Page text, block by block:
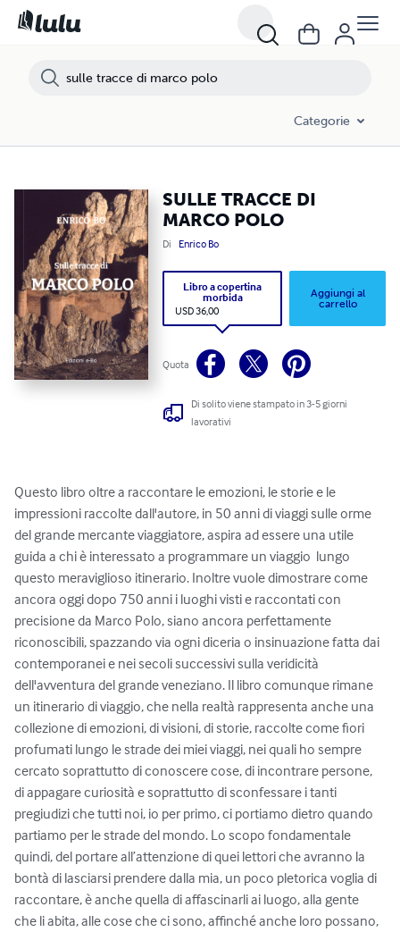
Categorie
SULLE TRACCE DI
MARCO POLO
Di Enrico Bo
Libro a copertina
morbida
USD 36,00
Aggiungi al
carrello
Quota
Di solito viene stampato in 3-5 giorni
lavorativi
Questo libro oltre a raccontare le emozioni, le storie e le
impressioni raccolte dall'autore, in 50 anni di viaggi sulle orme
del grande mercante viaggiatore, aspira ad essere una utile
guida a chi è interessato a programmare un viaggio  lungo
questo meraviglioso itinerario. Inoltre vuole dimostrare come
ancora oggi dopo 750 anni i luoghi visti e raccontati con
precisione da Marco Polo, siano ancora perfettamente
riconoscibili, spazzando via ogni diceria o insinuazione fatta dai
contemporanei e nei secoli successivi sulla veridicità
dell'avventura del grande veneziano. Il libro comunque rimane
un itinerario di viaggio, che nella realtà rappresenta anche una
collezione di emozioni, di visioni, di storie, raccolte come fiori
profumati lungo le strade dei miei viaggi, nei quali ho sempre
cercato soprattutto di conoscere cose, di incontrare persone,
di appagare curiosità e soprattutto di sconfessare i tanti
pregiudizi che tutti noi, io per primo, ci portiamo dietro quando
partiamo per le strade del mondo. Lo scopo fondamentale
quindi, del portare all’attenzione di quei lettori che avranno la
bontà di lasciarsi prendere dalla mia, un poco pletorica voglia di
raccontare, è anche quella di affascinarli ai luogo, alla gente
che li abita, alle cose che ci sono, affinché anche loro possano,
SULLE TRACCE DI MARCO POLO